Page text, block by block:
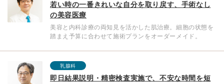
若い時の一番きれいな自分を取り戻す、手術なし
の美容医療
美容と内科診療の両知見を活かした肌治療。細胞の状態を
踏まえ予算に合わせて施術プランをオーダーメイド。
乳腺科
即日結果説明・精密検査実施で、不安な時間を短